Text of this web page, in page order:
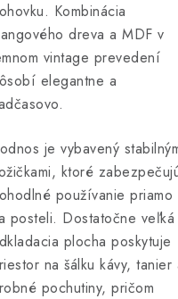
Kombinácia
dreva a MDF v
vintage prevedení
elegantne a
je vybavený
ktoré
používanie priamo
posteli. Dostatočne veľká
plocha poskytuje
na šálku kávy, tanier
pochutiny, pričom